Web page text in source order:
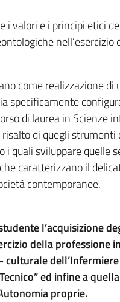
i valori e i principi etici
nell’esercizio
come realizzazione di
specificamente
di laurea in Scienze
di quegli
quali sviluppare quelle
caratterizzano il
contemporanee.
l’acquisizione
della professione
culturale
ed infine a
proprie.